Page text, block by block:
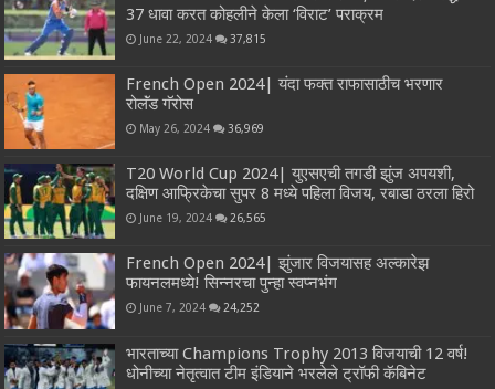
37 धावा करत कोहलीने केला ‘विराट’ पराक्रम
June 22, 2024 37,815
French Open 2024| यंदा फक्त राफासाठीच भरणार
रोलॅंड गॅरोस
May 26, 2024 36,969
T20 World Cup 2024| युएसएची तगडी झुंज अपयशी,
दक्षिण आफ्रिकेचा सुपर 8 मध्ये पहिला विजय, रबाडा ठरला हिरो
June 19, 2024 26,565
French Open 2024| झुंजार विजयासह अल्कारेझ
फायनलमध्ये! सिन्नरचा पुन्हा स्वप्नभंग
June 7, 2024 24,252
भारताच्या Champions Trophy 2013 विजयाची 12 वर्ष!
धोनीच्या नेतृत्वात टीम इंडियाने भरलेले ट्रॉफी कॅबिनेट